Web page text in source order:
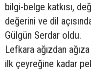
bilgi-belge katkısı,
değerini ve dil
Gülgün Serdar oldu.
Lefkara ağızdan
ilk çeyreğine kadar